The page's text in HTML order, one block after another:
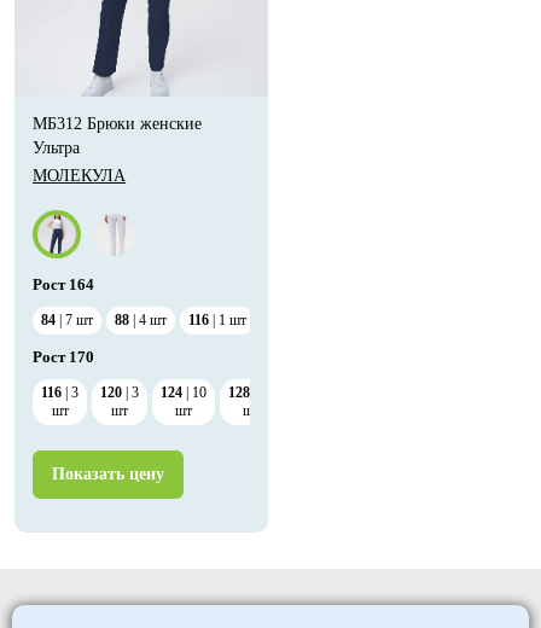
МБ312 Брюки женские
Ультра
МОЛЕКУЛА
Рост164
84 7 шт 88 4 шт 116 1 шт
Рост170
116 3
шт
120 3
шт
124
10
шт
128
шт
Показать цену